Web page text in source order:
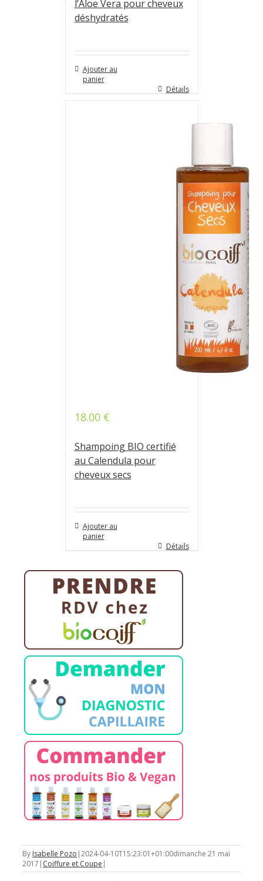
l’Aloe Vera pour cheveux
déshydratés
Ajouter au
panier
Détails
18.00 €
Shampoing BIO certifié
au Calendula pour
cheveux secs
Ajouter au
panier
Détails
By Isabelle Pozo 2024-04-10T15:23:01+01:00dimanche 21 mai
2017 Coiffure et Coupe